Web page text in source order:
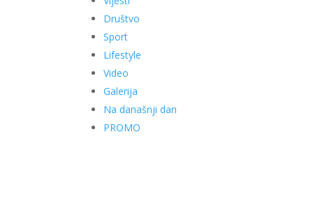
Društvo
Sport
Lifestyle
Video
Galerija
Na današnji dan
PROMO